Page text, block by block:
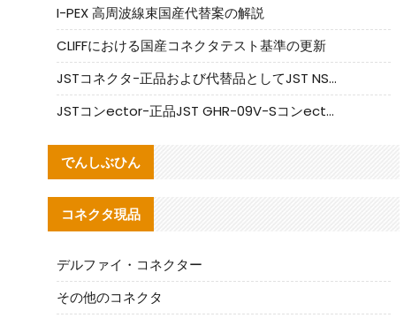
I-PEX 高周波線束国産代替案の解説
CLIFFにおける国産コネクタテスト基準の更新
JSTコネクタ-正品および代替品としてJST NSHR-02V-Sコネクタを提供します
JSTコンector-正品JST GHR-09V-Sコンector|代替品提供
でんしぶひん
コネクタ現品
デルファイ・コネクター
その他のコネクタ